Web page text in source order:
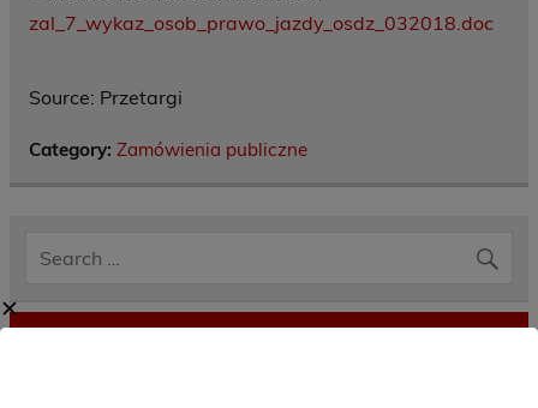
zal_7_wykaz_osob_prawo_jazdy_osdz_032018.doc
Source: Przetargi
Category: Zamówienia publiczne
✕